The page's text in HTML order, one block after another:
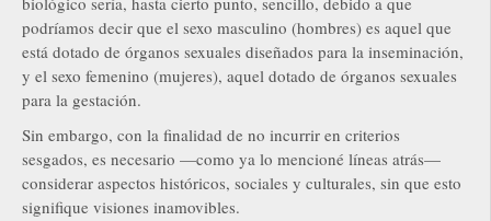
podríamos decir que el sexo masculino (hombres) es aquel que
está dotado de órganos sexuales diseñados para la inseminación,
y el sexo femenino (mujeres), aquel dotado de órganos sexuales
para la gestación.
Sin embargo, con la finalidad de no incurrir en criterios
sesgados, es necesario —como ya lo mencioné líneas atrás—
considerar aspectos históricos, sociales y culturales, sin que esto
signifique visiones inamovibles.